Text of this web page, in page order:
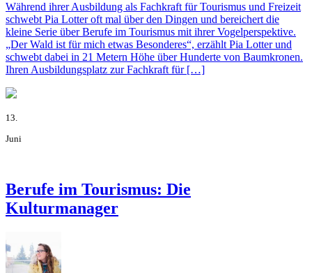
Während ihrer Ausbildung als Fachkraft für Tourismus und Freizeit
schwebt Pia Lotter oft mal über den Dingen und bereichert die
kleine Serie über Berufe im Tourismus mit ihrer Vogelperspektive.
„Der Wald ist für mich etwas Besonderes“, erzählt Pia Lotter und
schwebt dabei in 21 Metern Höhe über Hunderte von Baumkronen.
Ihren Ausbildungsplatz zur Fachkraft für […]
13.
Juni
Berufe im Tourismus: Die
Kulturmanager